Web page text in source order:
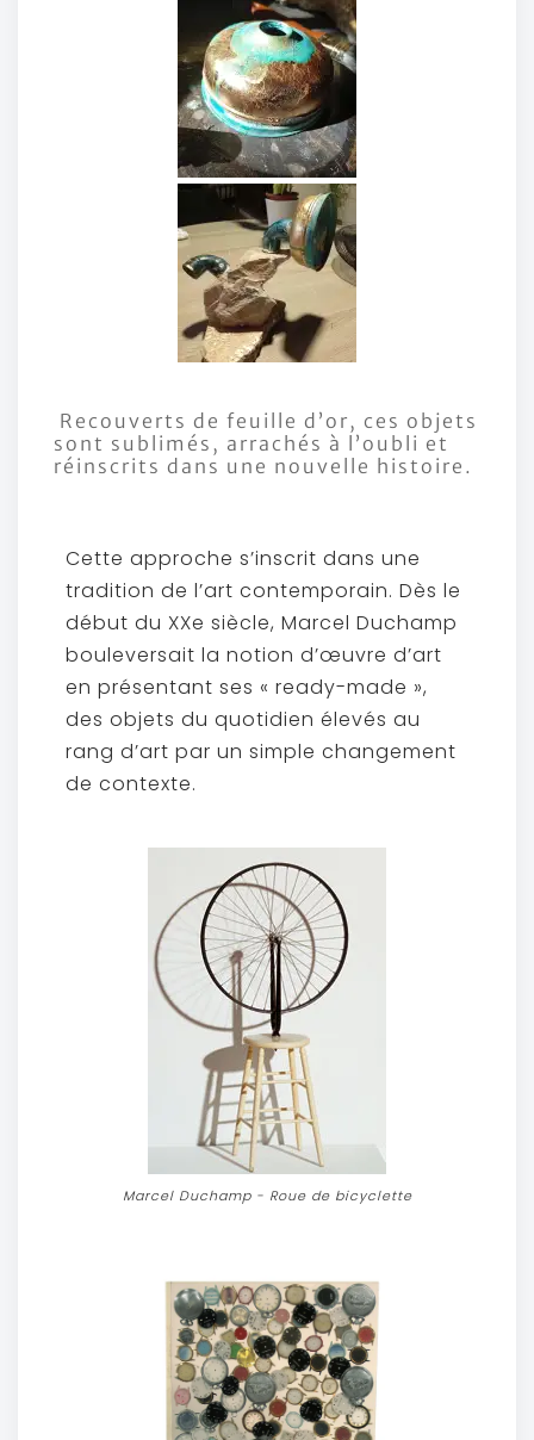
Recouverts de feuille d’or, ces objets
sont sublimés, arrachés à l’oubli et
réinscrits dans une nouvelle histoire.
Cette approche s’inscrit dans une
tradition de l’art contemporain. Dès le
début du XXe siècle, Marcel Duchamp
bouleversait la notion d’œuvre d’art
en présentant ses « ready-made »,
des objets du quotidien élevés au
rang d’art par un simple changement
de contexte.
Marcel Duchamp - Roue de bicyclette